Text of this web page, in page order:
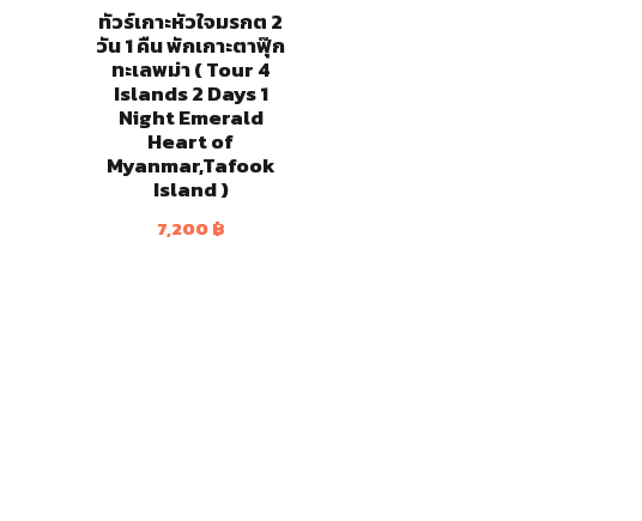
ทัวร์เกาะหัวใจมรกต 2
วัน 1 คืน พักเกาะตาฟุ๊ก
ทะเลพม่า ( Tour 4
Islands 2 Days 1
Night Emerald
Heart of
Myanmar,Tafook
Island )
7,200฿